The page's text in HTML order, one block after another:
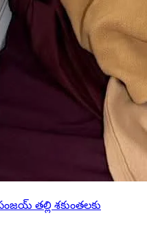
తల్లి శకుంతలకు